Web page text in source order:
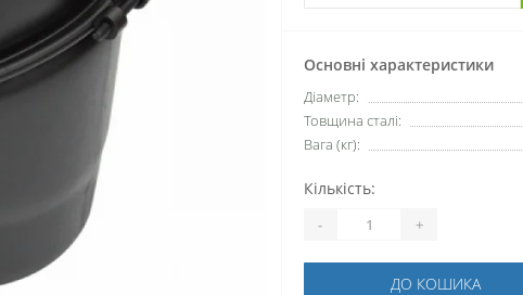
Основні характеристики
Діаметр:
Товщина сталі:
Вага (кг):
Кількість:
- +
ДО КОШИКА